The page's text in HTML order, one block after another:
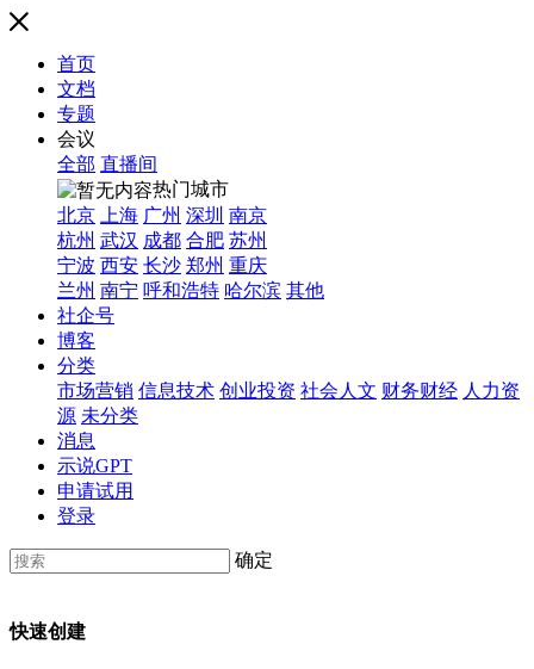
首页
文档
专题
会议
全部 直播间
热门城市
北京
上海 广州 深圳 南京
杭州 武汉 成都 合肥 苏州
宁波 西安 长沙 郑州 重庆
兰州 南宁 呼和浩特 哈尔滨 其他
社企号
博客
分类
市场营销 信息技术 创业投资 社会人文 财务财经 人力资
源 未分类
消息
示说GPT
申请试用
登录
确定
快速创建